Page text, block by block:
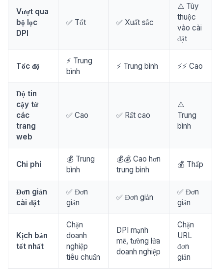
Vượt qua
bộ lọc
DPI
✅ Tốt ✅ Xuất sắc
⚠️ Tùy
thuộc
vào cài
đặt
Tốc độ
⚡ Trung
bình
⚡ Trung bình ⚡⚡ Cao
Độ tin
cậy từ
các
trang
web
✅ Cao ✅ Rất cao
⚠️
Trung
bình
Chi phí
💰 Trung
bình
💰💰 Cao hơn
trung bình
💰 Thấp
Đơn giản
cài đặt
✅ Đơn
giản
✅ Đơn giản
✅ Đơn
giản
Kịch bản
tốt nhất
Chặn
doanh
nghiệp
tiêu chuẩn
DPI mạnh
mẽ, tường lửa
doanh nghiệp
Chặn
URL
đơn
giản